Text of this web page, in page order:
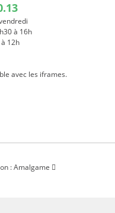
à 16h
12h
avec les iframes.
: Amalgame